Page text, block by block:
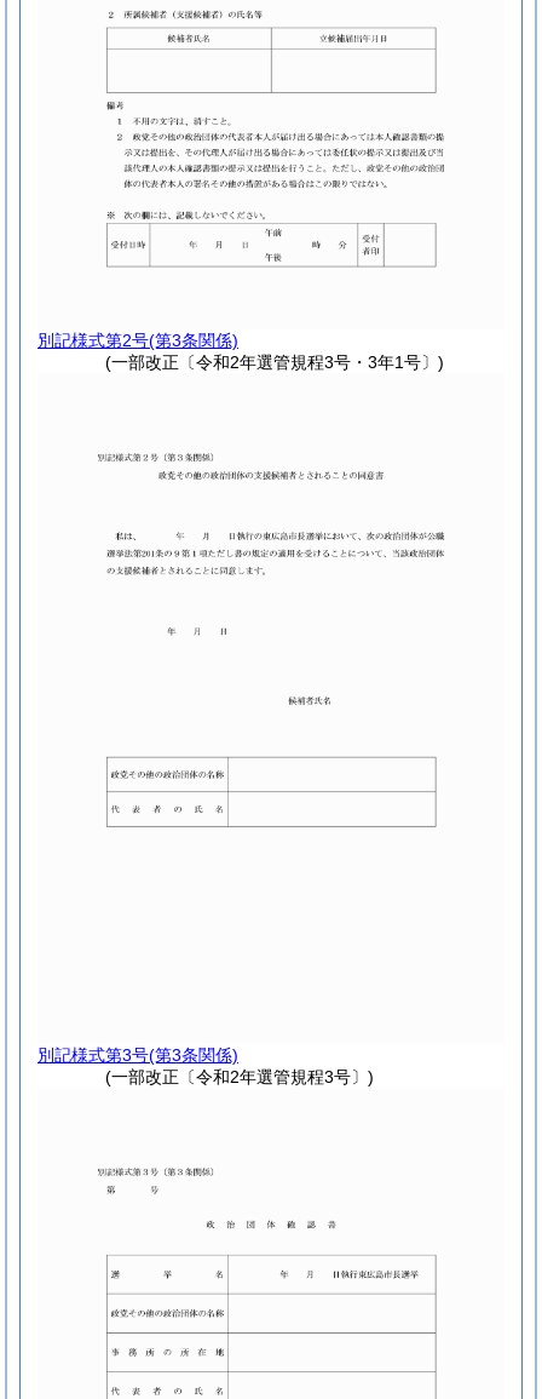
別記様式第2号(第3条関係)
(一部改正〔令和2年選管規程3号・3年1号〕)
別記様式第3号(第3条関係)
(一部改正〔令和2年選管規程3号〕)